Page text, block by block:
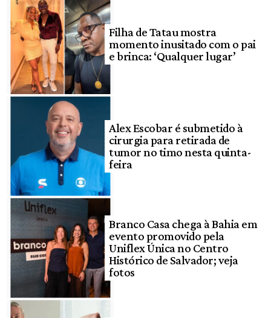
Filha de Tatau mostra
momento inusitado com o pai
e brinca: ‘Qualquer lugar’
Alex Escobar é submetido à
cirurgia para retirada de
tumor no timo nesta quinta-
feira
Branco Casa chega à Bahia em
evento promovido pela
Uniflex Única no Centro
Histórico de Salvador; veja
fotos